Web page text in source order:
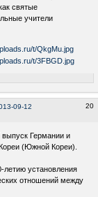
святые
учители
20
09-12
Германии и
(Южной Кореи).
летию установления
отношений между